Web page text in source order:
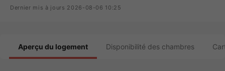
Dernier mis à jours 2026-08-06 10:25
Aperçu du logement Disponibilité des chambres